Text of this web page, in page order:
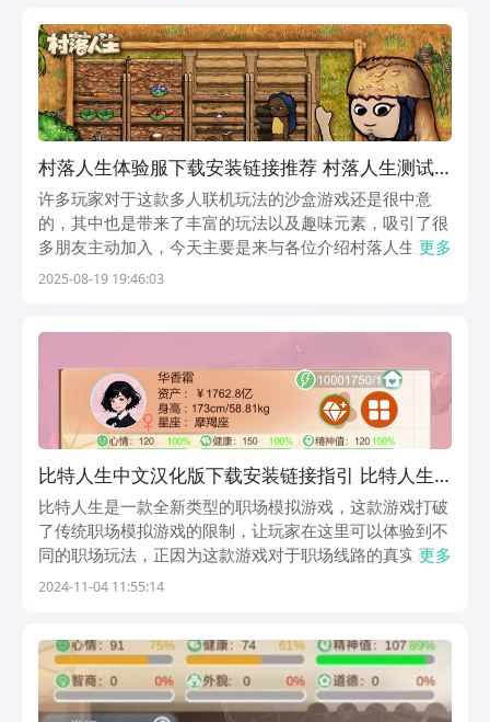
村落人生体验服下载安装链接推荐 村落人生测试
服下载链接分享
许多玩家对于这款多人联机玩法的沙盒游戏还是很中意
的，其中也是带来了丰富的玩法以及趣味元素，吸引了很
多朋友主动加入，今天主要是来与各位介绍村落人生测试
服下载，若是希望能抢先入坑其中体验，那么小编带来的
址》》...
更多
2025-08-19 19:46:03
比特人生中文汉化版下载安装链接指引 比特人生
正版下载地址盘点
比特人生是一款全新类型的职场模拟游戏，这款游戏打破
了传统职场模拟游戏的限制，让玩家在这里可以体验到不
同的职场玩法，正因为这款游戏对于职场线路的真实还
原，才导致有很多玩家都想要找到比特人生中文版下载地
载...
更多
2024-11-04 11:55:14